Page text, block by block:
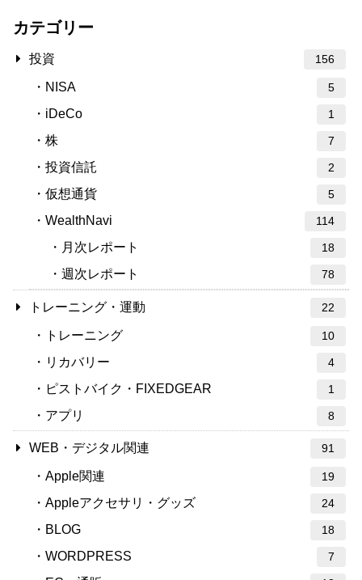
カテゴリー
投資 156
NISA 5
iDeCo 1
株 7
投資信託 2
仮想通貨 5
WealthNavi 114
月次レポート 18
週次レポート 78
トレーニング・運動 22
トレーニング 10
リカバリー 4
ピストバイク・FIXEDGEAR 1
アプリ 8
WEB・デジタル関連 91
Apple関連 19
Appleアクセサリ・グッズ 24
BLOG 18
WORDPRESS 7